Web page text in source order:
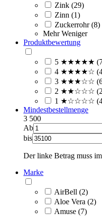
Zink (29)
Zinn (1)
Zuckerrohr (8)
Mehr Weniger
Produktbewertung
5 ★★★★★
4 ★★★★☆
3 ★★★☆☆
2 ★★☆☆☆
1 ★☆☆☆☆
Mindestbestellmenge
3 500
Ab
bis
Der linke Betrag muss
Marke
AirBell (2)
Aloe Vera (2)
Amuse (7)